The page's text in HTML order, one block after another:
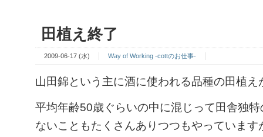
田植え終了
2009-06-17 (水) Way of Working -cottのお仕事-
山田錦という主に酒に使われる品種の田植え
平均年齢50歳ぐらいの中に混じって田舎独
ないこともたくさんありつつもやっています